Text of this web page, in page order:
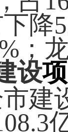
降
；
设
市建